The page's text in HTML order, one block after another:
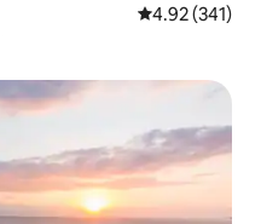
औसत रेटिंग 5 में से
4.92 (341)